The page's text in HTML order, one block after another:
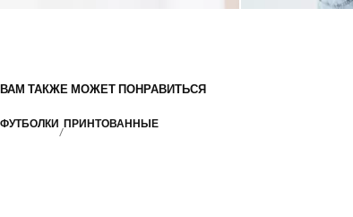
ВАМ ТАКЖЕ МОЖЕТ ПОНРАВИТЬСЯ
ФУТБОЛКИ ПРИНТОВАННЫЕ